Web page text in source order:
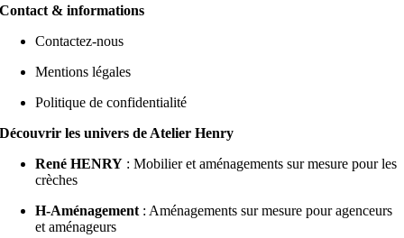
Contact & informations
Contactez-nous
Mentions légales
Politique de confidentialité
Découvrir les univers de Atelier Henry
René HENRY : Mobilier et aménagements sur mesure pour les
crèches
H-Aménagement : Aménagements sur mesure pour agenceurs
et aménageurs